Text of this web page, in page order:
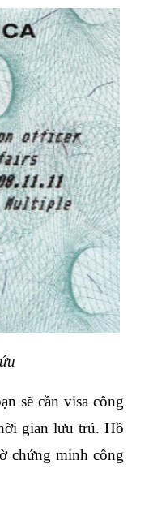
sẽ cần visa công
gian lưu trú. Hồ
chứng minh công